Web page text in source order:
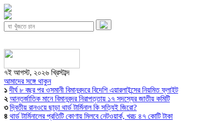
৭ই আগস্ট, ২০২৬ খ্রিস্টাব্দ
আমাদের সঙ্গে থাকুন
১ দীর্ঘ ৮ বছর পর ওসমানী বিমানবন্দরে বিদেশি এয়ারলাইন্সের নিয়মিত ফ্লাইট
২ আন্তর্জাতিক মানে বিমানবন্দর নিরাপত্তায় ১৭ সদস্যের জাতীয় কমিটি
৩ দ্বিতীয় রানওয়ে ছাড়া থার্ড টার্মিনাল কি সত্যিই জিরো?
৪ থার্ড টার্মিনালের প্রতিটি কোণায় মিলবে নেটওয়ার্ক, খরচ ৪৭ কোটি টাকা